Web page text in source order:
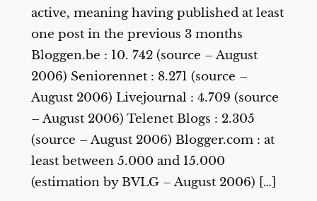
active, meaning having published at least
one post in the previous 3 months
Bloggen.be : 10. 742 (source – August
2006) Seniorennet : 8.271 (source –
August 2006) Livejournal : 4.709 (source
– August 2006) Telenet Blogs : 2.305
(source – August 2006) Blogger.com : at
least between 5.000 and 15.000
(estimation by BVLG – August 2006) […]